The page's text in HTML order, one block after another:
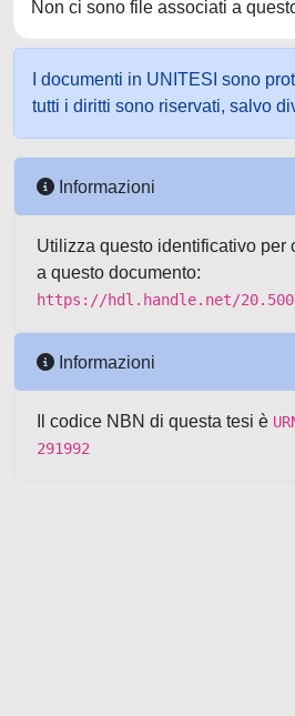
Non ci sono file associati a
I documenti in UNITESI sono
tutti i diritti sono riservati, salvo
Informazioni
Utilizza questo identificativo per
a questo documento:
https://hdl.handle.net/
Informazioni
Il codice NBN di questa tesi è
291992